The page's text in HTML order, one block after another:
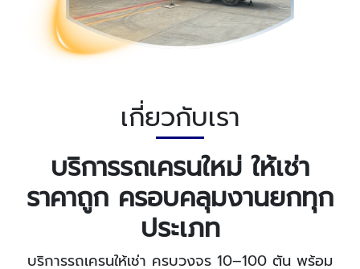
เกี่ยวกับเรา
บริการรถเครนใหม่ ให้เช่า
ราคาถูก ครอบคลุมงานยกทุก
ประเภท
บริการรถเครนให้เช่า ครบวงจร 10–100 ตัน พร้อม